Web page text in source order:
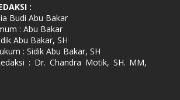
:
Budi Abu Bakar
: Abu Bakar
Abu Bakar, SH
: Sidik Abu Bakar, SH
: Dr. Chandra Motik, SH. MM,